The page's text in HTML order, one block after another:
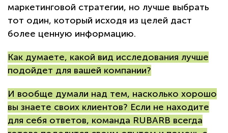
маркетинговой стратегии, но лучше выбрать
тот один, который исходя из целей даст
более ценную информацию.
Как думаете, какой вид исследования лучше
подойдет для вашей компании?
И вообще думали над тем, насколько хорошо
вы знаете своих клиентов? Если не находите
для себя ответов, команда RUBARB всегда